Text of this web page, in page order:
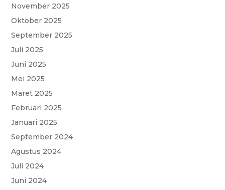
b
o
k
s
November 2025
Oktober 2025
September 2025
Juli 2025
Juni 2025
Mei 2025
Maret 2025
Februari 2025
Januari 2025
September 2024
Agustus 2024
Juli 2024
Juni 2024